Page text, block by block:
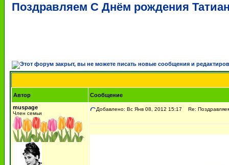
Поздравляем С Днём рождения
Автор
Сообщение
muspage
Член семьи
Добавлено: Вс Янв 08, 2012 15:17 Re: